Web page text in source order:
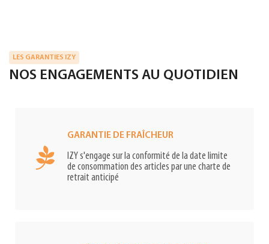
LES GARANTIES IZY
NOS ENGAGEMENTS AU QUOTIDIEN
GARANTIE DE FRAÎCHEUR
IZY s'engage sur la conformité de la date limite
de consommation des articles par une charte de
retrait anticipé